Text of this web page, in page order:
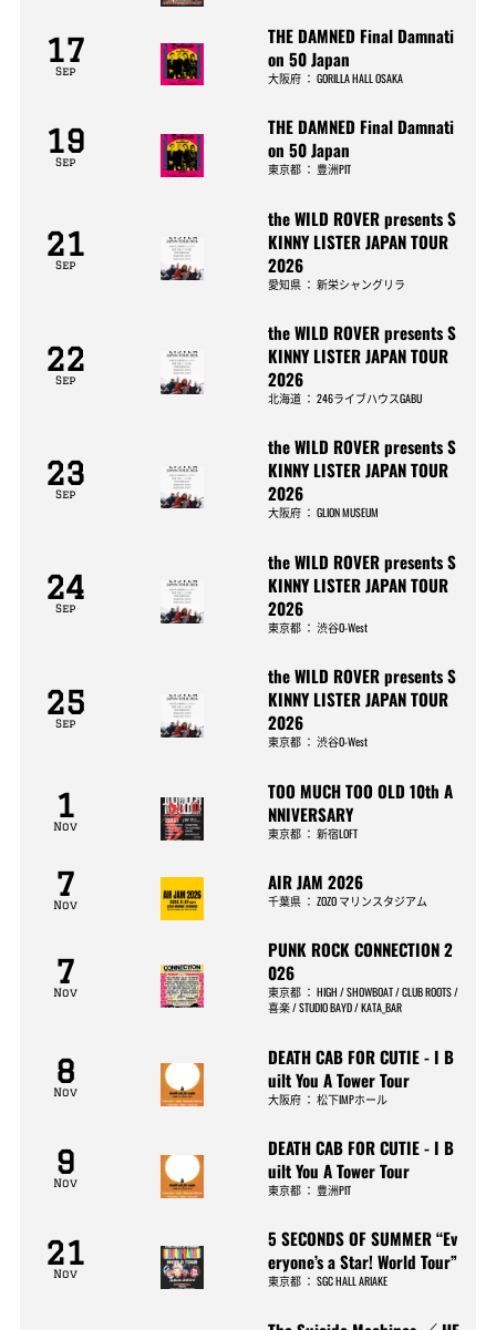
17
Sep
THE DAMNED Final Damnati
on 50 Japan
大阪府 ：GORILLA HALL OSAKA
19
Sep
THE DAMNED Final Damnati
on 50 Japan
東京都 ：豊洲PIT
21
Sep
the WILD ROVER presents S
KINNY LISTER JAPAN TOUR
2026
愛知県 ：新栄シャングリラ
22
Sep
the WILD ROVER presents S
KINNY LISTER JAPAN TOUR
2026
北海道 ：246ライブハウスGABU
23
Sep
the WILD ROVER presents S
KINNY LISTER JAPAN TOUR
2026
大阪府 ：GLION MUSEUM
24
Sep
the WILD ROVER presents S
KINNY LISTER JAPAN TOUR
2026
東京都 ：渋谷O-West
25
Sep
the WILD ROVER presents S
KINNY LISTER JAPAN TOUR
2026
東京都 ：渋谷O-West
1
Nov
TOO MUCH TOO OLD 10th A
NNIVERSARY
東京都 ：新宿LOFT
7
Nov
AIR JAM 2026
千葉県 ：ZOZO マリンスタジアム
7
Nov
PUNK ROCK CONNECTION 2
026
東京都 ：HIGH / SHOWBOAT / CLUB ROOTS /
喜楽 / STUDIO BAYD / KATA_BAR
8
Nov
DEATH CAB FOR CUTIE - I B
uilt You A Tower Tour
大阪府 ：松下IMPホール
9
Nov
DEATH CAB FOR CUTIE - I B
uilt You A Tower Tour
東京都 ：豊洲PIT
21
Nov
5 SECONDS OF SUMMER “Ev
eryone’s a Star! World Tour”
東京都 ：SGC HALL ARIAKE